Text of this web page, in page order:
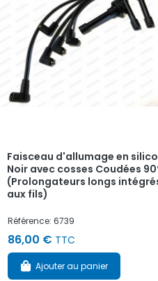
Faisceau d'allumage en
Noir avec cosses Coudées
(Prolongateurs longs
aux fils)
Référence: 6739
86,00 € TTC
Ajouter au panier